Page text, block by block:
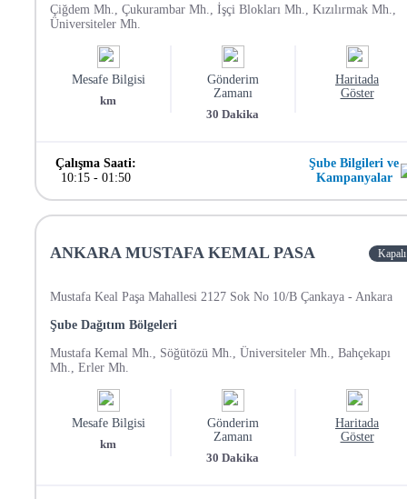
Çiğdem Mh., Çukurambar Mh., İşçi Blokları Mh., Kızılırmak Mh.,
Üniversiteler Mh.
Mesafe Bilgisi
km
Gönderim
Zamanı
30 Dakika
Haritada
Göster
Çalışma Saati:
10:15- 01:50
Şube Bilgileri ve
Kampanyalar
ANKARA MUSTAFA KEMAL PASA Kapalı
Mustafa Keal Paşa Mahallesi 2127 Sok No 10/B Çankaya - Ankara
Şube Dağıtım Bölgeleri
Mustafa Kemal Mh., Söğütözü Mh., Üniversiteler Mh., Bahçekapı
Mh., Erler Mh.
Mesafe Bilgisi
km
Gönderim
Zamanı
30 Dakika
Haritada
Göster